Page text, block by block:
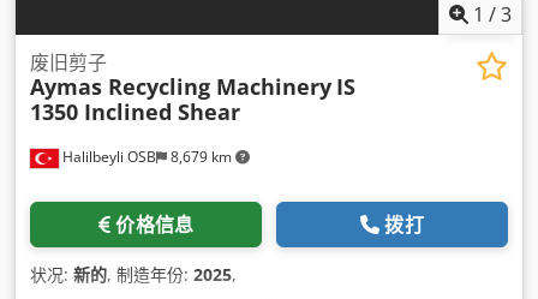
1 /3
Halilbeyli OSB 8,679 km
废旧剪子
Aymas Recycling Machinery IS
1350 Inclined Shear
价格信息 拨打
状况: 新的, 制造年份: 2025,